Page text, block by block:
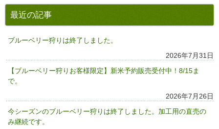
最近の記事
ブルーベリー狩りは終了しました。
2026年7月31日
【ブルーベリー狩りお客様限定】新米予約販売受付中！8/15ま
で。
2026年7月26日
今シーズンのブルーベリー狩りは終了しました。加工用の直売の
み継続です。